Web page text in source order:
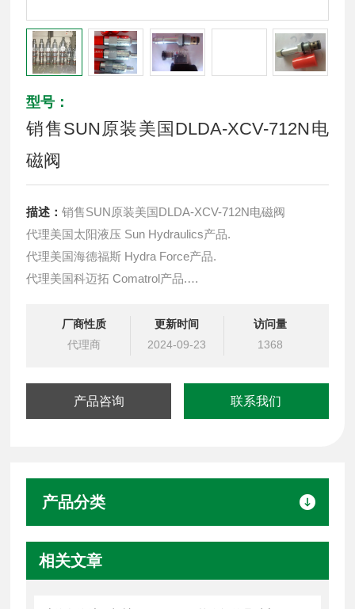
型号：
销售SUN原装美国DLDA-XCV-712N电
磁阀
描述：销售SUN原装美国DLDA-XCV-712N电磁阀
代理美国太阳液压 Sun Hydraulics产品.
代理美国海德福斯 Hydra Force产品.
代理美国科迈拓 Comatrol产品.
提供油路系统设计,油路块设计,阀块设计与选型
液压油缸，经销力士乐、派克、中国台湾北部等液压元件
厂商性质
代理商
更新时间
2024-09-23
访问量
1368
产品咨询 联系我们
产品分类
相关文章